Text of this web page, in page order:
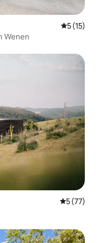
5 (15)
Wenen
5 (77)